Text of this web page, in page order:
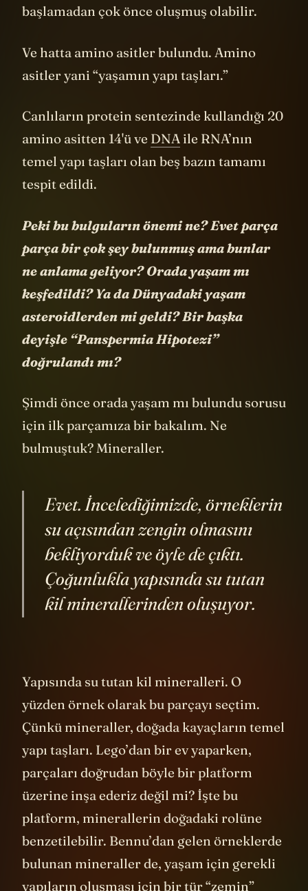
başlamadan çok önce oluşmuş olabilir.
Ve hatta amino asitler bulundu. Amino
asitler yani “yaşamın yapı taşları.”
Canlıların protein sentezinde kullandığı 20
amino asitten 14'ü ve DNA ile RNA’nın
temel yapı taşları olan beş bazın tamamı
tespit edildi.
Peki bu bulguların önemi ne? Evet parça
parça bir çok şey bulunmuş ama bunlar
ne anlama geliyor? Orada yaşam mı
keşfedildi? Ya da Dünyadaki yaşam
asteroidlerden mi geldi? Bir başka
deyişle “Panspermia Hipotezi”
doğrulandı mı?
Şimdi önce orada yaşam mı bulundu sorusu
için ilk parçamıza bir bakalım. Ne
bulmuştuk? Mineraller.
Evet. İncelediğimizde, örneklerin
su açısından zengin olmasını
bekliyorduk ve öyle de çıktı.
Çoğunlukla yapısında su tutan
kil minerallerinden oluşuyor.
Yapısında su tutan kil mineralleri. O
yüzden örnek olarak bu parçayı seçtim.
Çünkü mineraller, doğada kayaçların temel
yapı taşları. Lego’dan bir ev yaparken,
parçaları doğrudan böyle bir platform
üzerine inşa ederiz değil mi? İşte bu
platform, minerallerin doğadaki rolüne
benzetilebilir. Bennu’dan gelen örneklerde
bulunan mineraller de, yaşam için gerekli
yapıların oluşması için bir tür “zemin”